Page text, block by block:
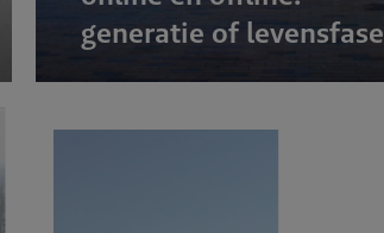
generatie of levensfase